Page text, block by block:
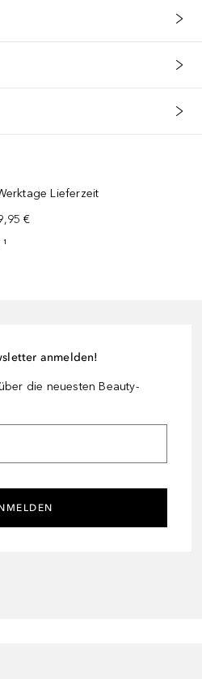
Lieferzeit
€
anmelden!
die neuesten Beauty-